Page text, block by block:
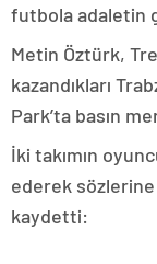
futbola adaletin
Metin Öztürk,
kazandıkları
Park’ta basın
İki takımın
ederek
kaydetti: